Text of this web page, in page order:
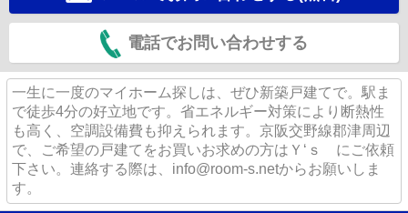
電話でお問い合わせする
一生に一度のマイホーム探しは、ぜひ新築戸建てで。駅ま
で徒歩4分の好立地です。省エネルギー対策により断熱性
も高く、空調設備費も抑えられます。京阪交野線郡津周辺
で、ご希望の戸建てをお買いお求めの方はＹ‘ｓ にご依頼
下さい。連絡する際は、info@room-s.netからお願いしま
す。